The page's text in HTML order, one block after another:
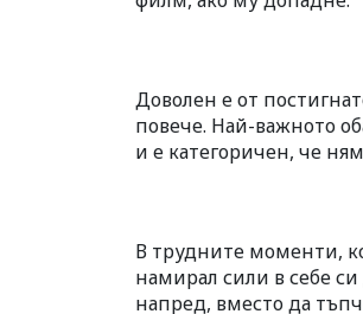
Доволен е от
повече. Най-важното
и е категоричен, че
В трудните моменти,
намирал сили в себе
напред, вместо да